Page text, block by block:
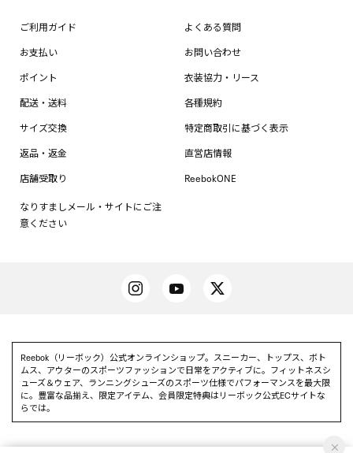
ご利用ガイド
お支払い
ポイント
配送・送料
サイズ交換
返品・返金
店舗受取り
なりすましメール・サイトにご注
意ください
よくある質問
お問い合わせ
衣装協力・リース
各種規約
特定商取引に基づく表示
直営店情報
ReebokONE
Reebok（リーボック）公式オンラインショップ。スニーカー、トップス、ボト
ムス、アウターのスポーツファッションで日常をアクティブに。フィットネスシ
ューズ＆ウェア、ランニングシューズのスポーツ仕様でパフォーマンスを最大限
に。豊富な品揃え、限定アイテム、会員限定特典はリーボック公式ECサイトな
らでは。